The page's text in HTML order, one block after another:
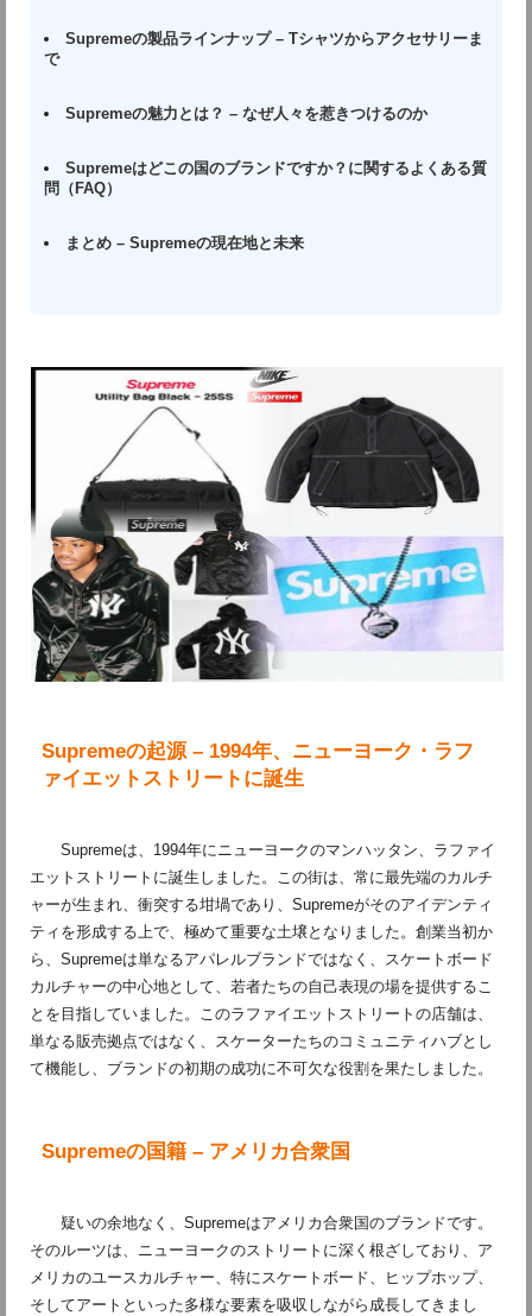
Supremeの製品ラインナップ – Tシャツからアクセサリーま
で
Supremeの魅力とは？ – なぜ人々を惹きつけるのか
Supremeはどこの国のブランドですか？に関するよくある質
問（FAQ）
まとめ – Supremeの現在地と未来
Supremeの起源 – 1994年、ニューヨーク・ラフ
ァイエットストリートに誕生
Supremeは、1994年にニューヨークのマンハッタン、ラファイ
エットストリートに誕生しました。この街は、常に最先端のカルチ
ャーが生まれ、衝突する坩堝であり、Supremeがそのアイデンティ
ティを形成する上で、極めて重要な土壌となりました。創業当初か
ら、Supremeは単なるアパレルブランドではなく、スケートボード
カルチャーの中心地として、若者たちの自己表現の場を提供するこ
とを目指していました。このラファイエットストリートの店舗は、
単なる販売拠点ではなく、スケーターたちのコミュニティハブとし
て機能し、ブランドの初期の成功に不可欠な役割を果たしました。
Supremeの国籍 – アメリカ合衆国
疑いの余地なく、Supremeはアメリカ合衆国のブランドです。
そのルーツは、ニューヨークのストリートに深く根ざしており、ア
メリカのユースカルチャー、特にスケートボード、ヒップホップ、
そしてアートといった多様な要素を吸収しながら成長してきまし